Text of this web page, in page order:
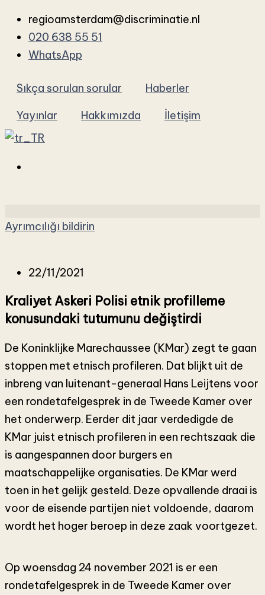
atla
regioamsterdam@discriminatie.nl
020 638 55 51
WhatsApp
Sıkça sorulan sorular
Haberler
Yayınlar
Hakkımızda İletişim
Ayrımcılığı bildirin
22/11/2021
Kraliyet Askeri Polisi etnik profilleme
konusundaki tutumunu değiştirdi
De Koninklijke Marechaussee (KMar) zegt te gaan
stoppen met etnisch profileren. Dat blijkt uit de
inbreng van luitenant-generaal Hans Leijtens voor
een rondetafelgesprek in de Tweede Kamer over
het onderwerp. Eerder dit jaar verdedigde de
KMar juist etnisch profileren in een rechtszaak die
is aangespannen door burgers en
maatschappelijke organisaties. De KMar werd
toen in het gelijk gesteld. Deze opvallende draai is
voor de eisende partijen niet voldoende, daarom
wordt het hoger beroep in deze zaak voortgezet.
Op woensdag 24 november 2021 is er een
rondetafelgesprek in de Tweede Kamer over